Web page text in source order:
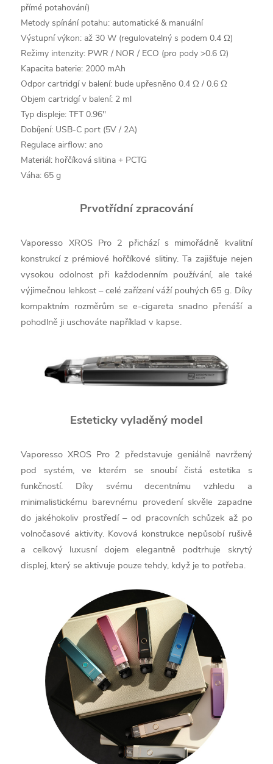
přímé potahování)
Metody spínání potahu: automatické & manuální
Výstupní výkon: až 30 W (regulovatelný s podem 0.4 Ω)
Režimy intenzity: PWR / NOR / ECO (pro pody >0.6 Ω)
Kapacita baterie: 2000 mAh
Odpor cartridgí v balení: bude upřesněno 0.4 Ω / 0.6 Ω
Objem cartridgí v balení: 2 ml
Typ displeje: TFT 0.96''
Dobíjení: USB-C port (5V / 2A)
Regulace airflow: ano
Materiál: hořčíková slitina + PCTG
Váha: 65 g
Prvotřídní zpracování
Vaporesso XROS Pro 2 přichází s mimořádně kvalitní
konstrukcí z prémiové hořčíkové slitiny. Ta zajišťuje nejen
vysokou odolnost při každodenním používání, ale také
výjimečnou lehkost – celé zařízení váží pouhých 65 g. Díky
kompaktním rozměrům se e-cigareta snadno přenáší a
pohodlně ji uschováte například v kapse.
Esteticky vyladěný model
Vaporesso XROS Pro 2 představuje geniálně navržený
pod systém, ve kterém se snoubí čistá estetika s
funkčností. Díky svému decentnímu vzhledu a
minimalistickému barevnému provedení skvěle zapadne
do jakéhokoliv prostředí – od pracovních schůzek až po
volnočasové aktivity. Kovová konstrukce nepůsobí rušivě
a celkový luxusní dojem elegantně podtrhuje skrytý
displej, který se aktivuje pouze tehdy, když je to potřeba.